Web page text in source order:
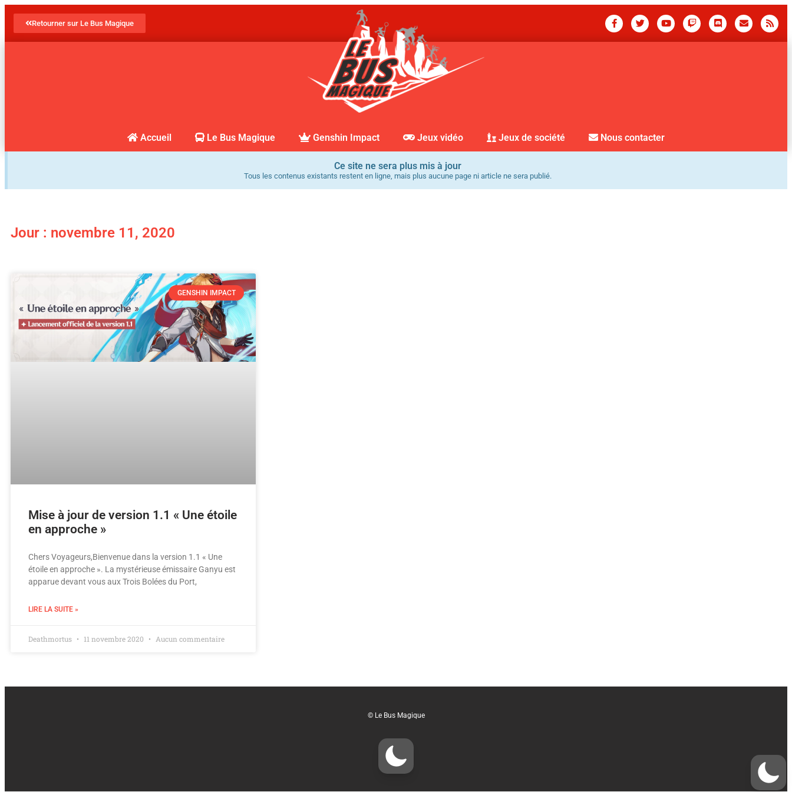
Retourner sur Le Bus Magique
Accueil Le Bus Magique Genshin Impact Jeux vidéo Jeux de société Nous contacter
Ce site ne sera plus mis à jour
Tous les contenus existants restent en ligne, mais plus aucune page ni article ne sera publié.
Jour : novembre 11, 2020
GENSHIN IMPACT
Mise à jour de version 1.1 « Une étoile
en approche »
Chers Voyageurs,Bienvenue dans la version 1.1 « Une
étoile en approche ». La mystérieuse émissaire Ganyu est
apparue devant vous aux Trois Bolées du Port,
LIRE LA SUITE »
Deathmortus 11 novembre 2020 Aucun commentaire
© Le Bus Magique